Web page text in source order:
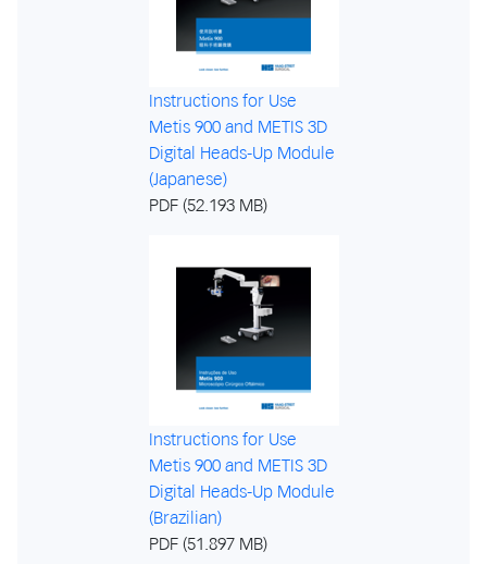
Instructions for Use
Metis 900 and METIS 3D
Digital Heads-Up Module
(Japanese)
PDF (52.193 MB)
Instructions for Use
Metis 900 and METIS 3D
Digital Heads-Up Module
(Brazilian)
PDF (51.897 MB)